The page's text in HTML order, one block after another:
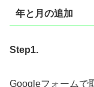
年と月の追加
Step1.
Googleフォームで